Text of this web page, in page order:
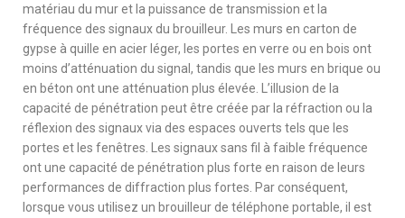
matériau du mur et la puissance de transmission et la
fréquence des signaux du brouilleur. Les murs en carton de
gypse à quille en acier léger, les portes en verre ou en bois ont
moins d’atténuation du signal, tandis que les murs en brique ou
en béton ont une atténuation plus élevée. L’illusion de la
capacité de pénétration peut être créée par la réfraction ou la
réflexion des signaux via des espaces ouverts tels que les
portes et les fenêtres. Les signaux sans fil à faible fréquence
ont une capacité de pénétration plus forte en raison de leurs
performances de diffraction plus fortes. Par conséquent,
lorsque vous utilisez un brouilleur de téléphone portable, il est